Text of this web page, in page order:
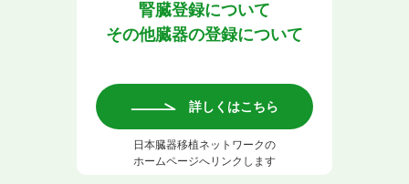
腎臓登録について
その他臓器の登録について
詳しくはこちら
日本臓器移植ネットワークの
ホームページへリンクします